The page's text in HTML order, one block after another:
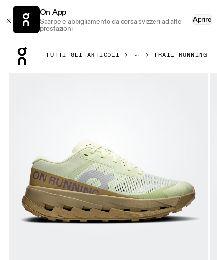
On App
Scarpe e abbigliamento da corsa svizzeri ad alte
prestazioni
Aprire
TUTTI GLI ARTICOLI TRAIL RUNNING